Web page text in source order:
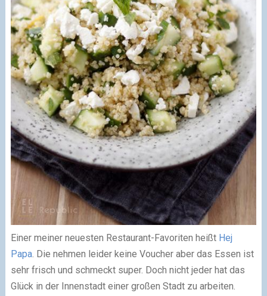
Einer meiner neuesten Restaurant-Favoriten heißt Hej
Papa. Die nehmen leider keine Voucher aber das Essen ist
sehr frisch und schmeckt super. Doch nicht jeder hat das
Glück in der Innenstadt einer großen Stadt zu arbeiten.